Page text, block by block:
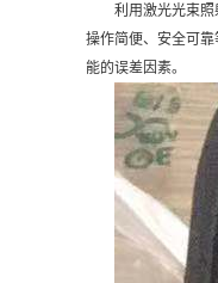
利用激光光束照射
操作简便、安全可
能的误差因素。